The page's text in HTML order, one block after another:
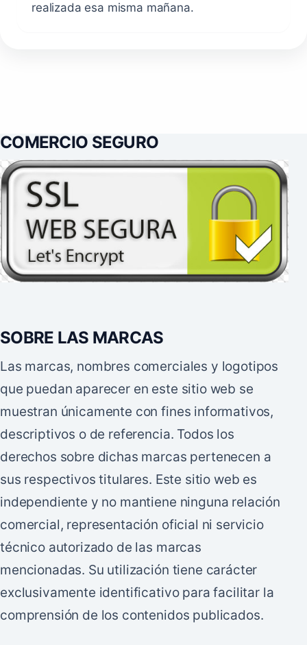
realizada esa misma mañana.
COMERCIO SEGURO
SOBRE LAS MARCAS
Las marcas, nombres comerciales y logotipos
que puedan aparecer en este sitio web se
muestran únicamente con fines informativos,
descriptivos o de referencia. Todos los
derechos sobre dichas marcas pertenecen a
sus respectivos titulares. Este sitio web es
independiente y no mantiene ninguna relación
comercial, representación oficial ni servicio
técnico autorizado de las marcas
mencionadas. Su utilización tiene carácter
exclusivamente identificativo para facilitar la
comprensión de los contenidos publicados.